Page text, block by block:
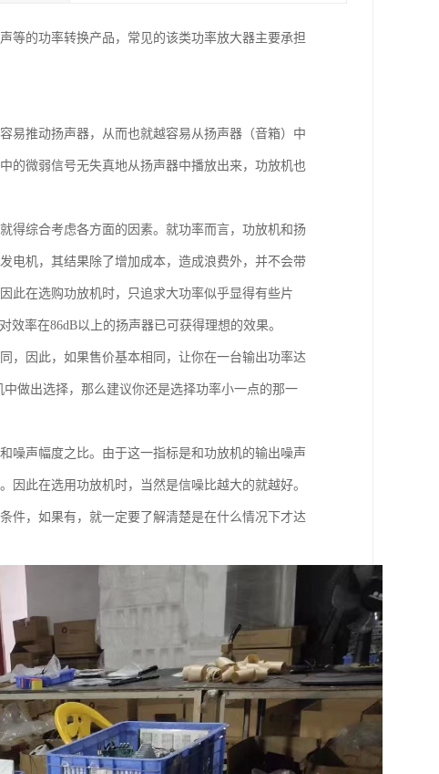
等的功率转换产品，常见的该类功率放大器主要承担
易推动扬声器，从而也就越容易从扬声器（音箱）中
的微弱信号无失真地从扬声器中播放出来，功放机也
得综合考虑各方面的因素。就功率而言，功放机和扬
电机，其结果除了增加成本，造成浪费外，并不会带
此在选购功放机时，只追求大功率似乎显得有些片
率在86dB以上的扬声器已可获得理想的效果。
，因此，如果售价基本相同，让你在一台输出功率达
做出选择，那么建议你还是选择功率小一点的那一
噪声幅度之比。由于这一指标是和功放机的输出噪声
此在选用功放机时，当然是信噪比越大的就越好。
件，如果有，就一定要了解清楚是在什么情况下才达